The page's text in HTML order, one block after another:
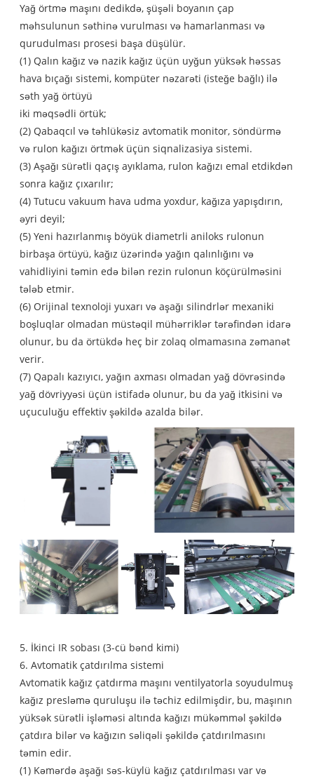
Yağ örtmə maşını dedikdə, şüşəli boyanın çap
məhsulunun səthinə vurulması və hamarlanması və
qurudulması prosesi başa düşülür.
(1) Qalın kağız və nazik kağız üçün uyğun yüksək həssas
hava bıçağı sistemi, kompüter nəzarəti (isteğe bağlı) ilə
səth yağ örtüyü
iki məqsədli örtük;
(2) Qabaqcıl və təhlükəsiz avtomatik monitor, söndürmə
və rulon kağızı örtmək üçün siqnalizasiya sistemi.
(3) Aşağı sürətli qaçış ayıklama, rulon kağızı emal etdikdən
sonra kağız çıxarılır;
(4) Tutucu vakuum hava udma yoxdur, kağıza yapışdırın,
əyri deyil;
(5) Yeni hazırlanmış böyük diametrli aniloks rulonun
birbaşa örtüyü, kağız üzərində yağın qalınlığını və
vahidliyini təmin edə bilən rezin rulonun köçürülməsini
tələb etmir.
(6) Orijinal texnoloji yuxarı və aşağı silindrlər mexaniki
boşluqlar olmadan müstəqil mühərriklər tərəfindən idarə
olunur, bu da örtükdə heç bir zolaq olmamasına zəmanət
verir.
(7) Qapalı kazıyıcı, yağın axması olmadan yağ dövrəsində
yağ dövriyyəsi üçün istifadə olunur, bu da yağ itkisini və
uçuculuğu effektiv şəkildə azalda bilər.
5. İkinci IR sobası (3-cü bənd kimi)
6. Avtomatik çatdırılma sistemi
Avtomatik kağız çatdırma maşını ventilyatorla soyudulmuş
kağız presləmə quruluşu ilə təchiz edilmişdir, bu, maşının
yüksək sürətli işləməsi altında kağızı mükəmməl şəkildə
çatdıra bilər və kağızın səliqəli şəkildə çatdırılmasını
təmin edir.
(1) Kəmərdə aşağı səs-küylü kağız çatdırılması var və